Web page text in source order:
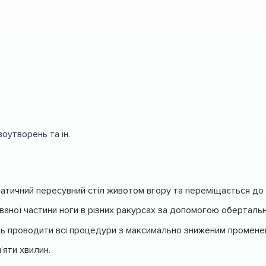
та ін.
пересувний стіл животом вгору та переміщається до
частини ноги в різних ракурсах за допомогою
всі процедури з максимально зниженим
хвилин.